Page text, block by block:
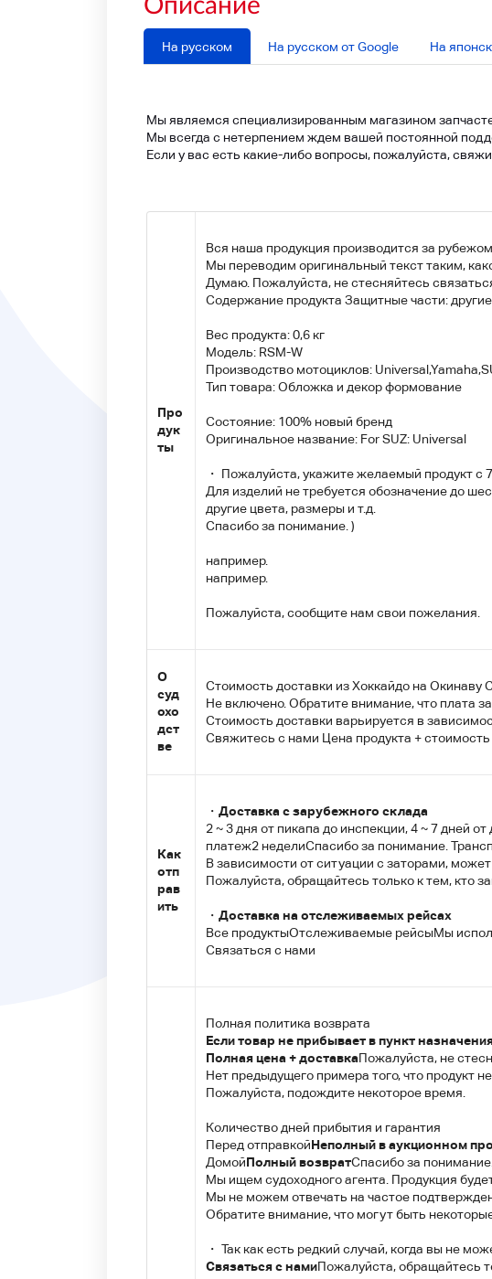
На русском На русском от Google На
Мы являемся специализированным магазином
Мы всегда с нетерпением ждем вашей постоянной
Если у вас есть какие-либо вопросы, пожалуйста,
Про
дук
ты
Вся наша продукция производится за рубежом.
Мы переводим оригинальный текст таким,
Думаю. Пожалуйста, не стесняйтесь
Содержание продукта Защитные части: другие
Вес продукта: 0,6 кг
Модель: RSM-W
Производство мотоциклов:
Тип товара: Обложка и декор формование
Состояние: 100% новый бренд
Оригинальное название: For SUZ: Universal
・ Пожалуйста, укажите желаемый продукт с
Для изделий не требуется обозначение до
другие цвета, размеры и т.д.
Спасибо за понимание. )
например.
например.
Пожалуйста, сообщите нам свои пожелания.
О
суд
охо
дст
ве
Стоимость доставки из Хоккайдо на Окинаву
Не включено. Обратите внимание, что плата
Стоимость доставки варьируется в
Свяжитесь с нами Цена продукта + стоимость
Как
отп
рав
ить
・ Доставка с зарубежного склада
2 ~ 3 дня от пикапа до инспекции, 4 ~ 7 дней от
платеж2 неделиСпасибо за понимание.
В зависимости от ситуации с заторами,
Пожалуйста, обращайтесь только к тем, кто
・ Доставка на отслеживаемых рейсах
Все продуктыОтслеживаемые рейсыМы
Связаться с нами
Полная политика возврата
Если товар не прибывает в пункт
Полная цена + доставкаПожалуйста, не
Нет предыдущего примера того, что продукт
Пожалуйста, подождите некоторое время.
Количество дней прибытия и гарантия
Перед отправкойНеполный в аукционном
ДомойПолный возвратСпасибо за понимание.
Мы ищем судоходного агента. Продукция
Мы не можем отвечать на частое
Обратите внимание, что могут быть
・ Так как есть редкий случай, когда вы не
Связаться с намиПожалуйста, обращайтесь